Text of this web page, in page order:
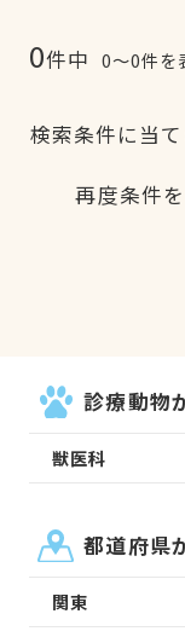
0件中 0〜0件を
検索条件に当
再度条件
診療動物
獣医科
都道府県
関東